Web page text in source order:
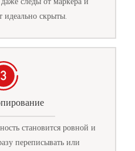
идеально скрыты.
становится ровной и
переписывать или